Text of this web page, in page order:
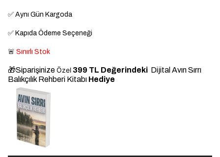
✅ Aynı Gün Kargoda
✅ Kapıda Ödeme Seçeneği
🚨 Sınırlı Stok
🎁SiparişinizeÖzel 399 TL Değerindeki Dijital Avın Sırrı
Balıkçılık Rehberi Kitabı Hediye